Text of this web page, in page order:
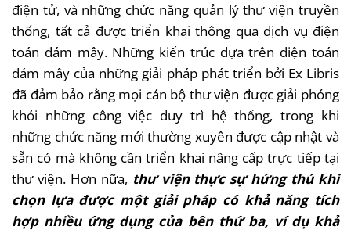
điện tử, và những chức năng quản lý thư viện truyền
thống, tất cả được triển khai thông qua dịch vụ điện
toán đám mây. Những kiến trúc dựa trên điện toán
đám mây của những giải pháp phát triển bởi Ex Libris
đã đảm bảo rằng mọi cán bộ thư viện được giải phóng
khỏi những công việc duy trì hệ thống, trong khi
những chức năng mới thường xuyên được cập nhật và
sẵn có mà không cần triển khai nâng cấp trực tiếp tại
thư viện. Hơn nữa, thư viện thực sự hứng thú khi
chọn lựa được một giải pháp có khả năng tích
hợp nhiều ứng dụng của bên thứ ba, ví dụ khả